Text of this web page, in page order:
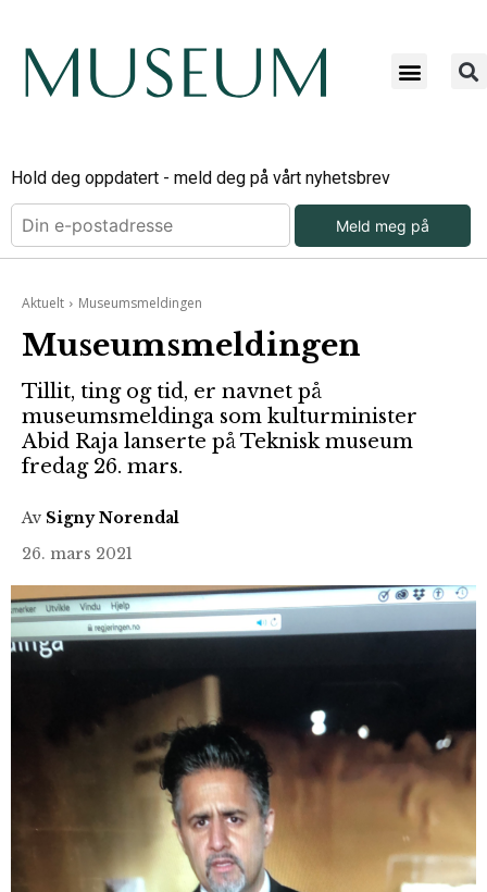
Hold deg oppdatert - meld deg på vårt nyhetsbrev
Meld meg på
Aktuelt Museumsmeldingen
Museumsmeldingen
Tillit, ting og tid, er navnet på
museumsmeldinga som kulturminister
Abid Raja lanserte på Teknisk museum
fredag 26. mars.
Av Signy Norendal
26. mars 2021